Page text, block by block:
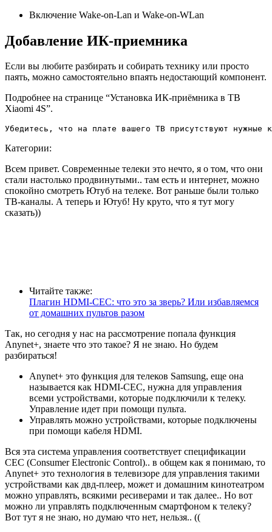
Включение Wake-on-Lan и Wake-on-WLan
Добавление ИК-приемника
Если вы любите разбирать и собирать технику или просто
паять, можно самостоятельно впаять недостающий компонент.
Подробнее на странице “Установка ИК-приёмника в ТВ
Xiaomi 4S”.
Убедитесь, что на плате вашего ТВ присутствуют нужные
Категории:
Всем привет. Современные телеки это нечто, я о том, что они
стали настолько продвинутыми.. там есть и интернет, можно
спокойно смотреть Ютуб на телеке. Вот раньше были только
ТВ-каналы. А теперь и Ютуб! Ну круто, что я тут могу
сказать))
Читайте также:
Плагин HDMI-CEC: что это за зверь? Или избавляемся
от домашних пультов разом
Так, но сегодня у нас на рассмотрение попала функция
Anynet+, знаете что это такое? Я не знаю. Но будем
разбираться!
Anynet+ это функция для телеков Samsung, еще она
называется как HDMI-CEC, нужна для управления
всеми устройствами, которые подключили к телеку.
Управление идет при помощи пульта.
Управлять можно устройствами, которые подключены
при помощи кабеля HDMI.
Вся эта система управления соответствует спецификации
CEC (Consumer Electronic Control).. в общем как я понимаю, то
Anynet+ это технология в телевизоре для управления такими
устройствами как двд-плеер, может и домашним кинотеатром
можно управлять, всякими ресиверами и так далее.. Но вот
можно ли управлять подключенным смартфоном к телеку?
Вот тут я не знаю, но думаю что нет, нельзя.. ((